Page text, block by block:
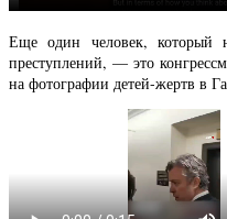
Еще один человек, который
преступлений, — это
на фотографии детей-жертв в